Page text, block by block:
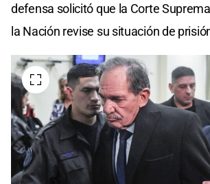
defensa solicitó que la Corte
la Nación revise su situación de